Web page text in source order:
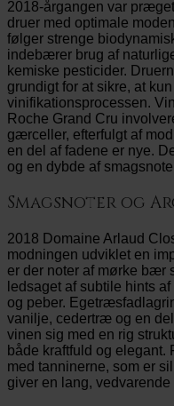
2018-årgangen var
druer med optimale
følger strenge
indebærer brug af
kemiske pesticider.
grundigt for at sikre, at
vinifikationsprocessen.
Roche Grand Cru
gærceller, efterfulgt af
en del af fadene er nye.
og en dybde af
Smagsnoter og
2018 Domaine Arlaud
modningen udviklet en
er der noter af mørke bær
ledsaget af subtile hints
og peber.
vanilje, cedertræ og en
vinen sig med en rig
både kraftfuld og elegant.
med tanninerne, som er
giver en lang,